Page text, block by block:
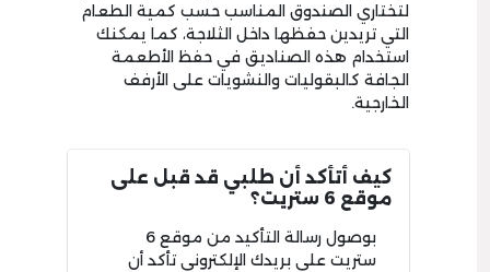
لتختاري الصندوق المناسب حسب كمية الطعام
التي تريدين حفظها داخل الثلاجة، كما يمكنك
استخدام هذه الصناديق في حفظ الأطعمة
الجافة كالبقوليات والنشويات على الأرفف
الخارجية.
كيف أتأكد أن طلبي قد قبل على
موقع 6 ستريت؟
بوصول رسالة التأكيد من موقع 6
ستريت على بريدك الإلكتروني تأكد أن